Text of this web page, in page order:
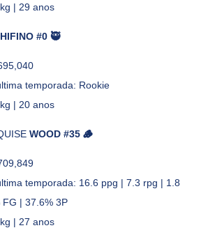
| 29 anos
#0 🥷
temporada: Rookie
| 20 anos
WOOD #35 🪵
temporada: 16.6 ppg | 7.3 rpg | 1.8
| 37.6% 3P
| 27 anos